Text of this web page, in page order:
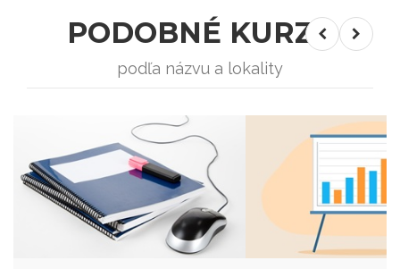
PODOBNÉ KURZY
podľa názvu a lokality